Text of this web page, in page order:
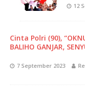
12
Cinta Polri (90),
BALIHO GANJAR,
7 September 2023